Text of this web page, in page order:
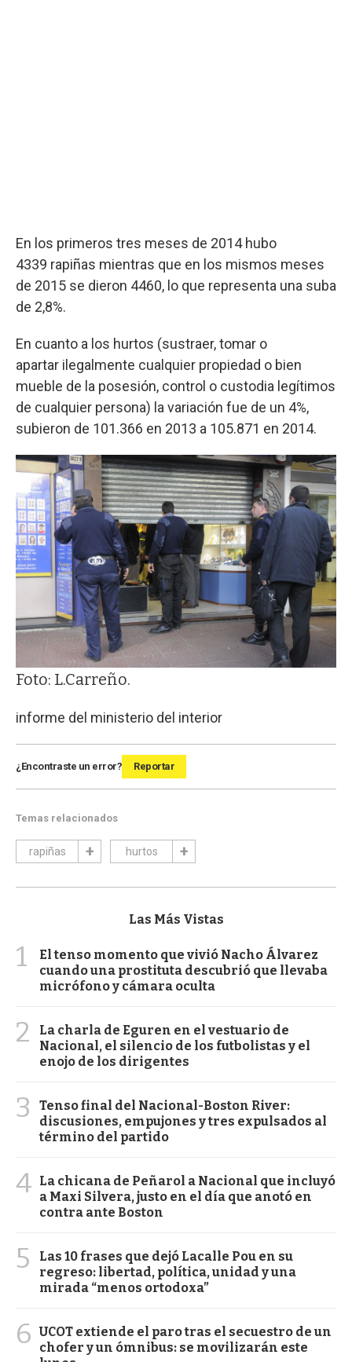
En los primeros tres meses de 2014 hubo
4339 rapiñas mientras que en los mismos meses
de 2015 se dieron 4460, lo que representa una suba
de 2,8%.
En cuanto a los hurtos (sustraer, tomar o
apartar ilegalmente cualquier propiedad o bien
mueble de la posesión, control o custodia legítimos
de cualquier persona) la variación fue de un 4%,
subieron de 101.366 en 2013 a 105.871 en 2014.
Foto: L.Carreño.
informe del ministerio del interior
¿Encontraste un error? Reportar
Temas relacionados
rapiñas hurtos
Las Más Vistas
1
El tenso momento que vivió Nacho Álvarez
cuando una prostituta descubrió que llevaba
micrófono y cámara oculta
2
La charla de Eguren en el vestuario de
Nacional, el silencio de los futbolistas y el
enojo de los dirigentes
3
Tenso final del Nacional-Boston River:
discusiones, empujones y tres expulsados al
término del partido
4 La chicana de Peñarol a Nacional que incluyó
a Maxi Silvera, justo en el día que anotó en
contra ante Boston
5
Las 10 frases que dejó Lacalle Pou en su
regreso: libertad, política, unidad y una
mirada “menos ortodoxa”
6 UCOT extiende el paro tras el secuestro de un
chofer y un ómnibus: se movilizarán este